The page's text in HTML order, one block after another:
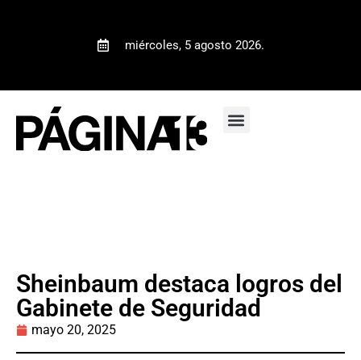
miércoles, 5 agosto 2026.
Sheinbaum destaca logros del
Gabinete de Seguridad
mayo 20, 2025